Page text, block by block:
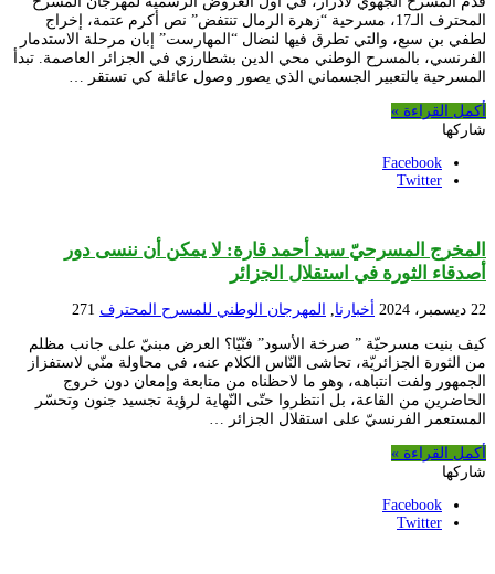
المحترف الـ17، مسرحية “زهرة الرمال تنتفض” نص أكرم عتمة، إخراج
لطفي بن سبع، والتي تطرق فيها لنضال “المهارست” إبان مرحلة الاستدمار
الفرنسي، بالمسرح الوطني محي الدين بشطارزي في الجزائر العاصمة. تبدأ
المسرحية بالتعبير الجسماني الذي يصور وصول عائلة كي تستقر …
أكمل القراءة »
شاركها
Facebook
Twitter
المخرج المسرحيّ سيد أحمد قارة: لا يمكن أن ننسى دور
أصدقاء الثورة في استقلال الجزائر
22 ديسمبر، 2024 أخبارنا, المهرجان الوطني للمسرح المحترف 271
كيف بنيت مسرحيّة ” صرخة الأسود” فنّيّا؟ العرض مبنيّ على جانب مظلم
من الثورة الجزائريّة، تحاشى النّاس الكلام عنه، في محاولة منّي لاستفزاز
الجمهور ولفت انتباهه، وهو ما لاحظناه من متابعة وإمعان دون خروج
الحاضرين من القاعة، بل انتظروا حتّى النّهاية لرؤية تجسيد جنون وتحسّر
المستعمر الفرنسيّ على استقلال الجزائر …
أكمل القراءة »
شاركها
Facebook
Twitter